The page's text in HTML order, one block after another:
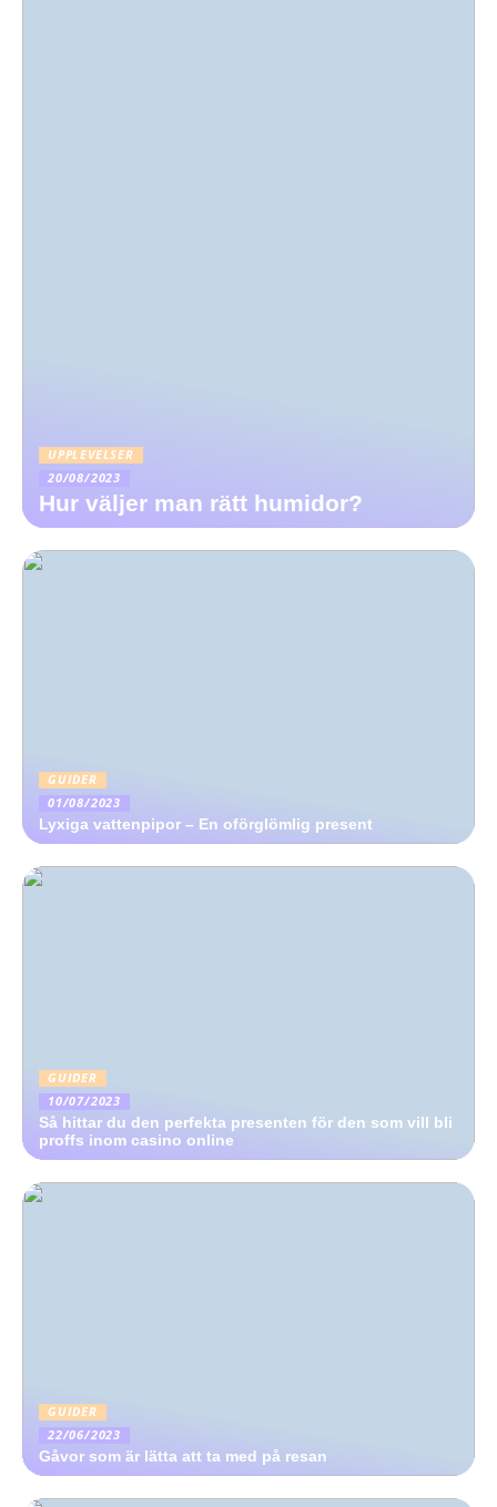
UPPLEVELSER
20/08/2023
Hur väljer man rätt humidor?
GUIDER
01/08/2023
Lyxiga vattenpipor – En oförglömlig present
GUIDER
10/07/2023
Så hittar du den perfekta presenten för den som vill bli
proffs inom casino online
GUIDER
22/06/2023
Gåvor som är lätta att ta med på resan